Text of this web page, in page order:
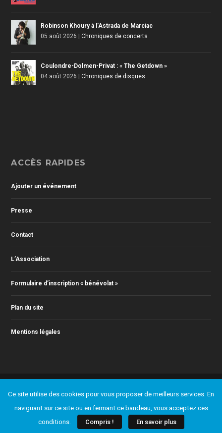
Robinson Khoury à l’Astrada de Marciac
05 août 2026 |Chroniques de concerts
Coulondre-Dolmen-Privat : « The Getdown »
04 août 2026 |Chroniques de disques
ACCÈS RAPIDES
Ajouter un événement
Presse
Contact
L’Association
Formulaire d’inscription « bénévolat »
Plan du site
Mentions légales
RONTEY ( webmaster@actionjazz.fr )
Ajouter un événement
Presse Contact
L’Association
Formulaire d’inscription « bénévolat »
Plan du site Mentions légales
Ce site utilise des cookies pour vous proposer de meilleurs services. En
naviguant sur ce site ou en fermant ce bandeau, vous acceptez ces
conditions.
Compris ! En savoir plus